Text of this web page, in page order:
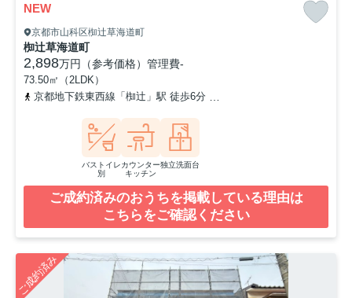
NEW
京都市山科区椥辻草海道町
椥辻草海道町
2,898万円（参考価格） 管理費-
73.50㎡（2LDK）
京都地下鉄東西線「椥辻」駅 徒歩6分
バストイレ
別
カウンター
キッチン
独立洗面台
ご成約済みのおうちを掲載している理由は
こちらをご確認ください
ご成約済み